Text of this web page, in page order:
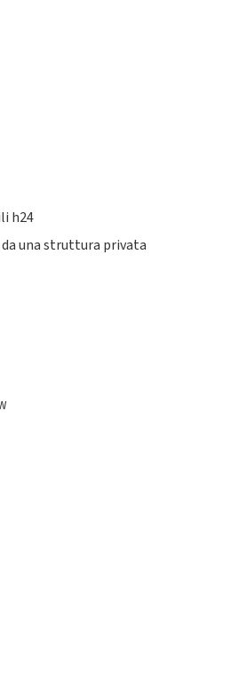
h24
una struttura privata